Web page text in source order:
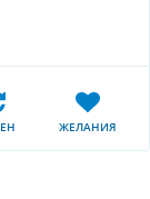
ЖЕЛАНИЯ